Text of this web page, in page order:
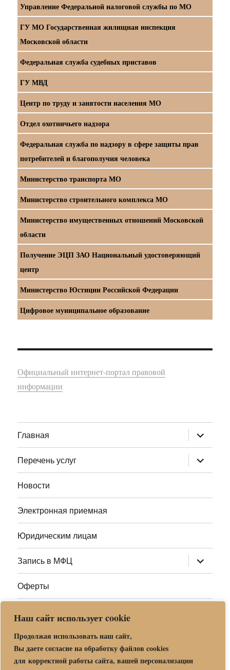
Наш сайт использует cookie
Продолжая использовать наш сайт,
Вы даете согласие на обработку файлов cookies
для корректной работы сайта, вашей персонализации
Управление Федеральной налоговой службы по МО
ГУ МО Государственная жилищная инспекция
Московской области
Федеральная служба судебных приставов
ГУ МВД
Центр по труду и занятости населения МО
Отдел охотничьего надзора
Федеральная служба по надзору в сфере защиты прав
потребителей и благополучия человека
Министерство транспорта МО
Министерство строительного комплекса МО
Министерство имущественных отношений Московской
области
Получение ЭЦП ЗАО Национальный удостоверяющий
центр
Министерство Юстиции Российской Федерации
Цифровое муниципальное образование
Официальный интернет-портал правовой
информации
Главная раскрыть
дочернее
меню
Перечень услуг
раскрыть
дочернее
меню
Новости
Электронная приемная
Юридическим лицам
Запись в МФЦ раскрыть
дочернее
меню
Оферты
Адреса МФЦ МО